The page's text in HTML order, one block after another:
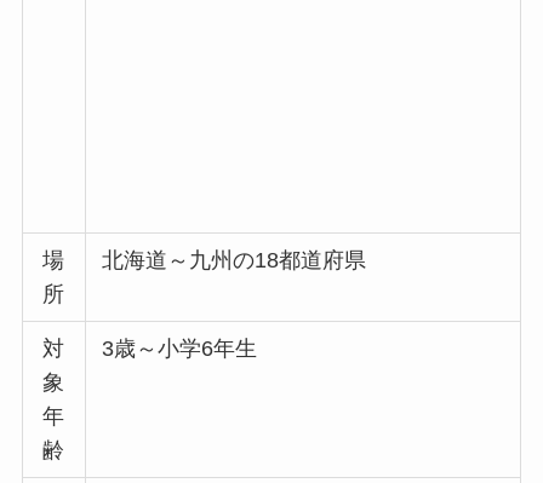
場
所
北海道～九州の18都道府県
対
象
年
齢
3歳～小学6年生